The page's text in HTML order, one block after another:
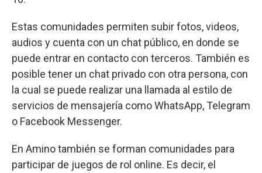
Estas comunidades permiten subir fotos, videos,
audios y cuenta con un chat público, en donde se
puede entrar en contacto con terceros. También es
posible tener un chat privado con otra persona, con
la cual se puede realizar una llamada al estilo de
servicios de mensajería como WhatsApp, Telegram
o Facebook Messenger.
En Amino también se forman comunidades para
participar de juegos de rol online. Es decir, el